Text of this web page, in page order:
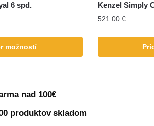
6 spd.
možností
Kenzel Simply
521.00 €
nad 100€
produktov skladom